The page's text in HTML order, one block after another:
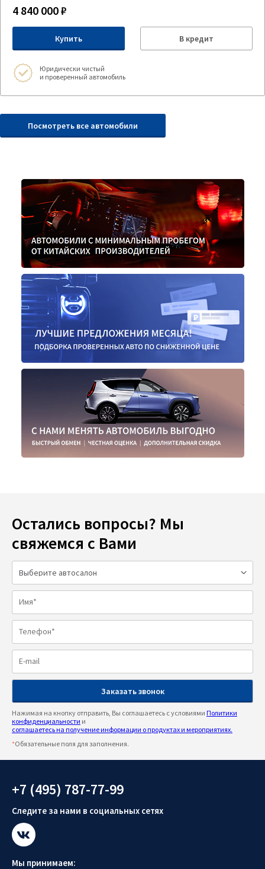
4 840 000 ₽
Купить В кредит
Юридически чистый
и проверенный автомобиль
Посмотреть все автомобили
Остались вопросы? Мы
свяжемся с Вами
Нажимая на кнопку отправить, Вы соглашаетесь с условиями Политики
конфиденциальности и
соглашаетесь на получение информации о продуктах и мероприятиях.
*Обязательные поля для заполнения.
+7 (495) 787-77-99
Следите за нами в социальных сетях
Мы принимаем: